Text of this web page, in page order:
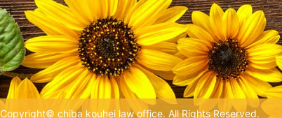
Copyright© chiba kouhei law office. All Rights Reserved.